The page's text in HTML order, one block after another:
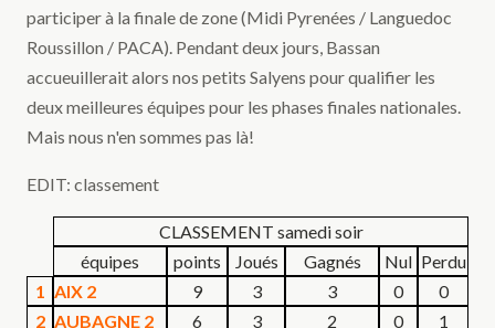
participer à la finale de zone (Midi Pyrenées / Languedoc
Roussillon / PACA). Pendant deux jours, Bassan
accueuillerait alors nos petits Salyens pour qualifier les
deux meilleures équipes pour les phases finales nationales.
Mais nous n'en sommes pas là!
EDIT: classement
CLASSEMENT samedi soir
équipes
points Joués Gagnés Nul Perdu
1 AIX 2 9 3 3 0
0
2 AUBAGNE 2 6 3 2 0
1